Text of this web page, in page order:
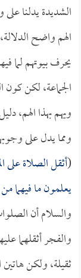
الشديدة يدلنا
الهم واضح
يحرف بيوتهم لما
الجماعة، لكن كون
ويهم بهذا الهم،
ومما يدل على
(أثقل الصلاة على
يعلمون ما فيهما
والسلام أن
والفجر أثقلهما
ثقيلة، ولكن